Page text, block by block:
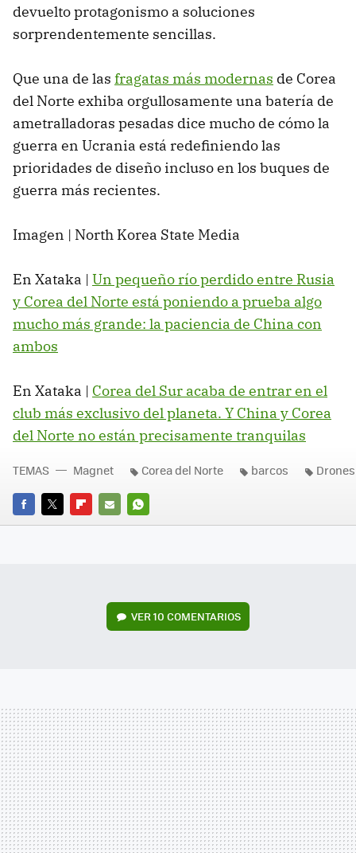
devuelto protagonismo a soluciones
sorprendentemente sencillas.
Que una de las fragatas más modernas de Corea
del Norte exhiba orgullosamente una batería de
ametralladoras pesadas dice mucho de cómo la
guerra en Ucrania está redefiniendo las
prioridades de diseño incluso en los buques de
guerra más recientes.
Imagen | North Korea State Media
En Xataka | Un pequeño río perdido entre Rusia
y Corea del Norte está poniendo a prueba algo
mucho más grande: la paciencia de China con
ambos
En Xataka | Corea del Sur acaba de entrar en el
club más exclusivo del planeta. Y China y Corea
del Norte no están precisamente tranquilas
FACEBOOK
TWITTERFLIPBOARD
E-
WHATSAPP
TEMAS Magnet Corea del Norte barcos Drones
VER 10 COMENTARIOS